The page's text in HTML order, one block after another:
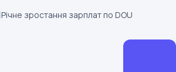
Річне зростання зарплат по DOU